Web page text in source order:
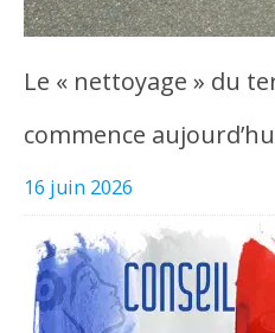
Le « nettoyage » du
commence
16 juin 2026